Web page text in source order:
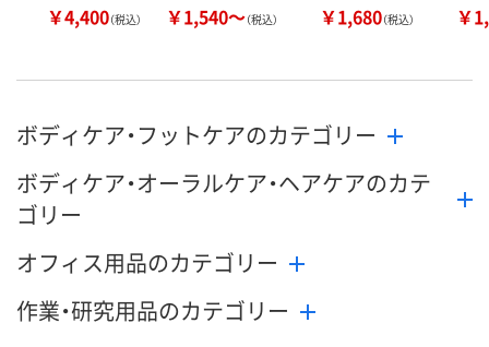
￥4,400（税込） ￥1,540～（税込） ￥1,680（税込） ￥
ボディケア・フットケアのカテゴリー
ボディケア・オーラルケア・ヘアケアのカテ
ゴリー
オフィス用品のカテゴリー
作業・研究用品のカテゴリー